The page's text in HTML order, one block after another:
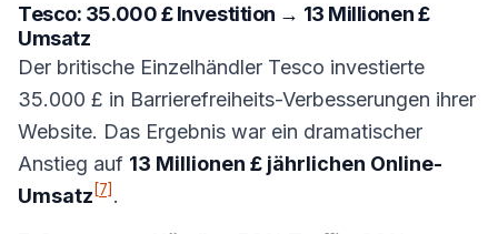
Tesco: 35.000 £ Investition → 13 Millionen £
Umsatz
Der britische Einzelhändler Tesco investierte
35.000 £ in Barrierefreiheits-Verbesserungen ihrer
Website. Das Ergebnis war ein dramatischer
Anstieg auf 13 Millionen £ jährlichen Online-
Umsatz [7] .